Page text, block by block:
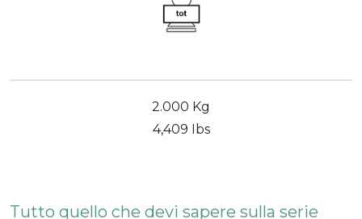
2.000 Kg
4,409 Ibs
Tutto quello che devi sapere sulla serie